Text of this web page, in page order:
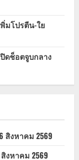
มโปรตีน-ใย
ดช็อตจูบกลาง
สิงหาคม 2569
งหาคม 2569